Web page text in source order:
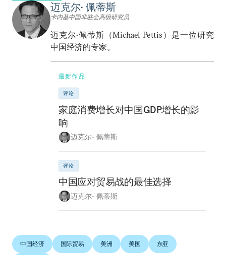
迈克尔• 佩蒂斯
卡内基中国非驻会高级研究员
迈克尔•佩蒂斯（Michael Pettis）是一位研究
中国经济的专家。
最新作品
评论
家庭消费增长对中国GDP增长的影
响
迈克尔• 佩蒂斯
评论
中国应对贸易战的最佳选择
迈克尔• 佩蒂斯
中国经济 国际贸易 美洲 美国 东亚